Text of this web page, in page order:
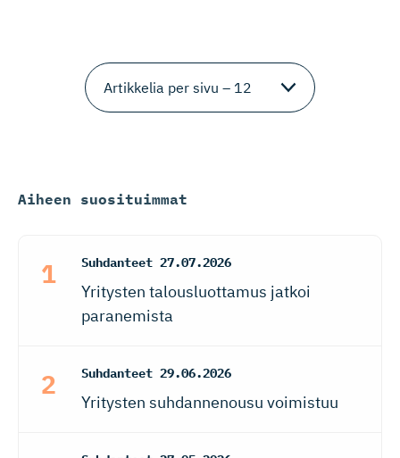
Aiheen suosituimmat
Suhdanteet 27.07.2026
Yritysten talousluottamus jatkoi
paranemista
Suhdanteet 29.06.2026
Yritysten suhdannenousu voimistuu